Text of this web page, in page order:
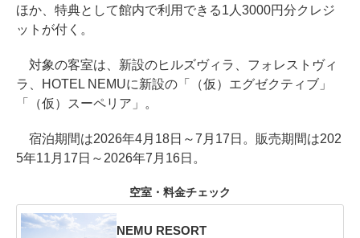
ほか、特典として館内で利用できる1人3000円分クレジ
ットが付く。
対象の客室は、新設のヒルズヴィラ、フォレストヴィ
ラ、HOTEL NEMUに新設の「（仮）エグゼクティブ」
「（仮）スーペリア」。
宿泊期間は2026年4月18日～7月17日。販売期間は202
5年11月17日～2026年7月16日。
空室・料金チェック
NEMU RESORT